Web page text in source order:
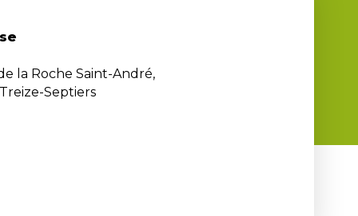
la Roche Saint-André,
Septiers